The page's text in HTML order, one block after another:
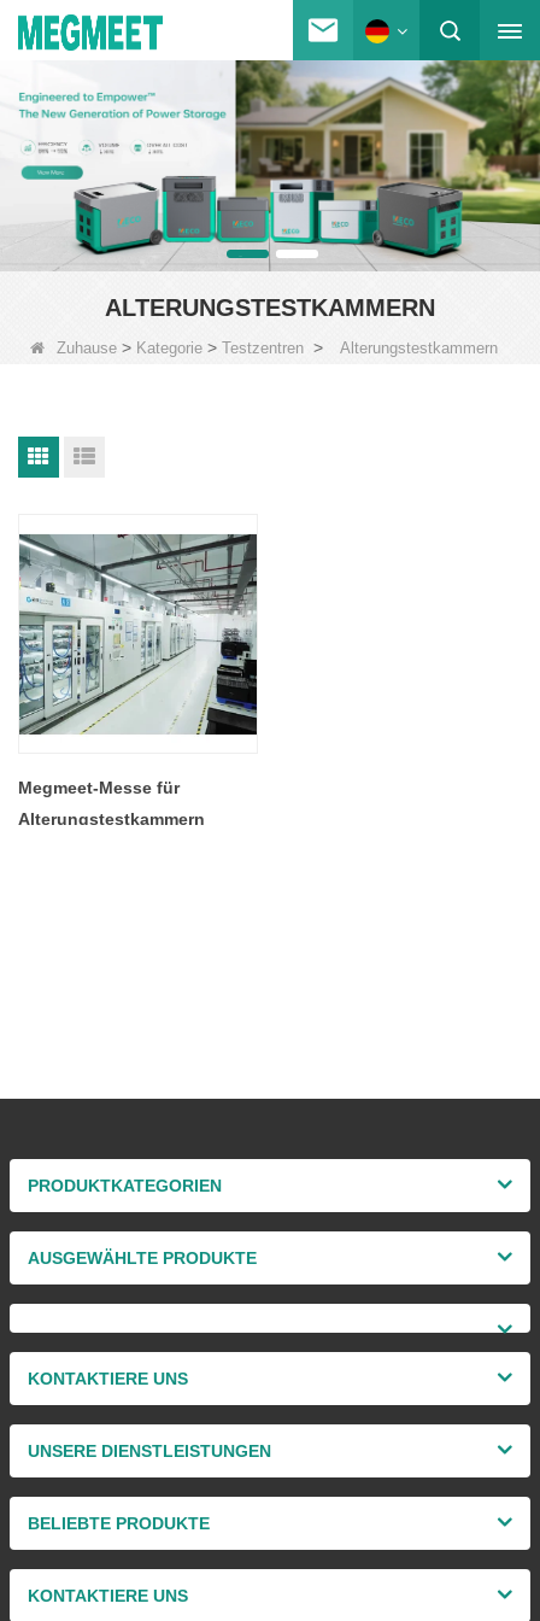
ALTERUNGSTESTKAMMERN
Zuhause > Kategorie > Testzentren > Alterungstestkammern
Megmeet-Messe für
Alterungstestkammern
PRODUKTKATEGORIEN
AUSGEWÄHLTE PRODUKTE
KONTAKTIERE UNS
UNSERE DIENSTLEISTUNGEN
BELIEBTE PRODUKTE
KONTAKTIERE UNS